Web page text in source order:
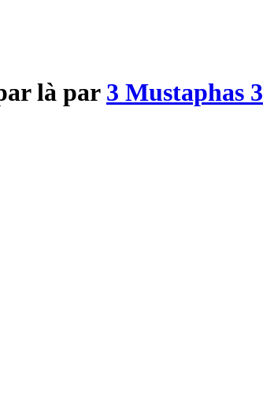
là par 3 Mustaphas 3